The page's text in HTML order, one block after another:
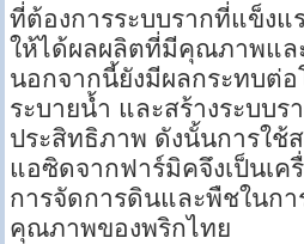
ที่ต้องการระบบรากที่แข็งแ
ให้ได้ผลผลิตที่มีคุณภาพแล
นอกจากนี้ยังมีผลกระทบต่อ
ระบายน้ำ และสร้างระบบร
ประสิทธิภาพ ดังนั้นการใช้
แอซิดจากฟาร์มิคจึงเป็นเ
การจัดการดินและพืชในกา
คุณภาพของพริกไทย